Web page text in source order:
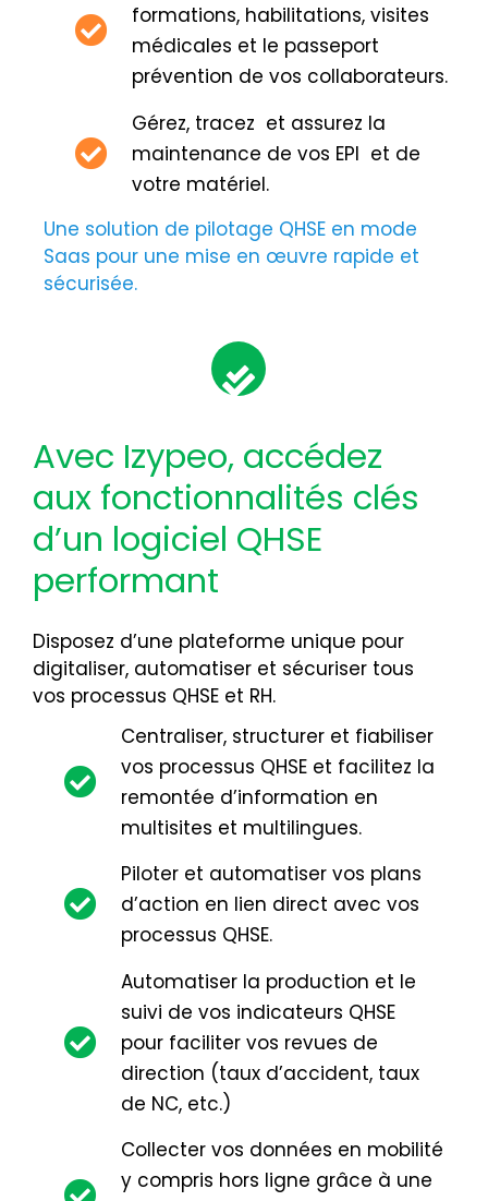
formations, habilitations, visites
médicales et le passeport
prévention de vos collaborateurs.
Gérez, tracez et assurez la
maintenance de vos EPI et de
votre matériel.
Une solution de pilotage QHSE en mode
Saas pour une mise en œuvre rapide et
sécurisée.
Avec Izypeo, accédez
aux fonctionnalités clés
d’un logiciel QHSE
performant
Disposez d’une plateforme unique pour
digitaliser, automatiser et sécuriser tous
vos processus QHSE et RH.
Centraliser, structurer et fiabiliser
vos processus QHSE et facilitez la
remontée d’information en
multisites et multilingues.
Piloter et automatiser vos plans
d’action en lien direct avec vos
processus QHSE.
Automatiser la production et le
suivi de vos indicateurs QHSE
pour faciliter vos revues de
direction (taux d’accident, taux
de NC, etc.)
Collecter vos données en mobilité
y compris hors ligne grâce à une